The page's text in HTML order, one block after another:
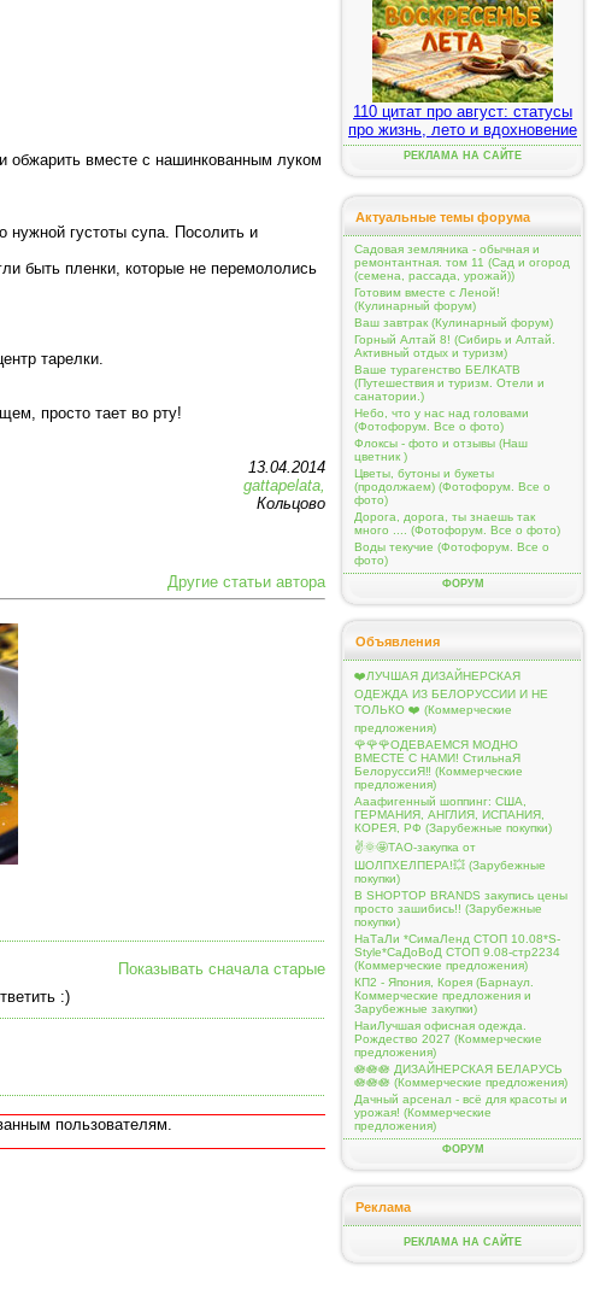
обжарить вместе с нашинкованным луком
густоты супа. Посолить и
быть пленки, которые не перемололись
тарелки.
просто тает во рту!
13.04.2014
gattapelata,
Кольцово
Другие статьи автора
Показывать сначала старые
:)
пользователям.
110 цитат про август: статусы
про жизнь, лето и вдохновение
РЕКЛАМА НА САЙТЕ
Актуальные темы форума
Садовая земляника - обычная и
ремонтантная. том 11 (Сад и огород
(семена, рассада, урожай))
Готовим вместе с Леной!
(Кулинарный форум)
Ваш завтрак (Кулинарный форум)
Горный Алтай 8! (Сибирь и Алтай.
Активный отдых и туризм)
Ваше турагенство БЕЛКАТВ
(Путешествия и туризм. Отели и
санатории.)
Небо, что у нас над головами
(Фотофорум. Все о фото)
Флоксы - фото и отзывы (Наш
цветник )
Цветы, бутоны и букеты
(продолжаем) (Фотофорум. Все о
фото)
Дорога, дорога, ты знаешь так
много .... (Фотофорум. Все о фото)
Воды текучие (Фотофорум. Все о
фото)
ФОРУМ
Объявления
❤️ЛУЧШАЯ ДИЗАЙНЕРСКАЯ
ОДЕЖДА ИЗ БЕЛОРУССИИ И НЕ
ТОЛЬКО ❤️ (Коммерческие
предложения)
🌹🌹🌹ОДЕВАЕМСЯ МОДНО
ВМЕСТЕ С НАМИ! СтильнаЯ
БелоруссиЯ‼ (Коммерческие
предложения)
Ааафигенный шоппинг: США,
ГЕРМАНИЯ, АНГЛИЯ, ИСПАНИЯ,
КОРЕЯ, РФ (Зарубежные покупки)
✌️🌞🤩ТАО-закупка от
ШОЛПХЕЛПЕРА!💥 (Зарубежные
покупки)
В SHOPTOP BRANDS закупись цены
просто зашибись!! (Зарубежные
покупки)
НаТаЛи *СимаЛенд СТОП 10.08*S-
Style*СаДоВоД СТОП 9.08-стр2234
(Коммерческие предложения)
КП2 - Япония, Корея (Барнаул.
Коммерческие предложения и
Зарубежные закупки)
НаиЛучшая офисная одежда.
Рождество 2027 (Коммерческие
предложения)
🪷🪷🪷 ДИЗАЙНЕРСКАЯ БЕЛАРУСЬ
🪷🪷🪷 (Коммерческие предложения)
Дачный арсенал - всё для красоты и
урожая! (Коммерческие
предложения)
ФОРУМ
Реклама
РЕКЛАМА НА САЙТЕ